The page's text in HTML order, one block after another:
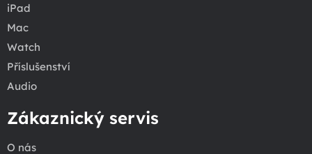
iPad
Mac
Watch
Příslušenství
Audio
Zákaznický servis
O nás